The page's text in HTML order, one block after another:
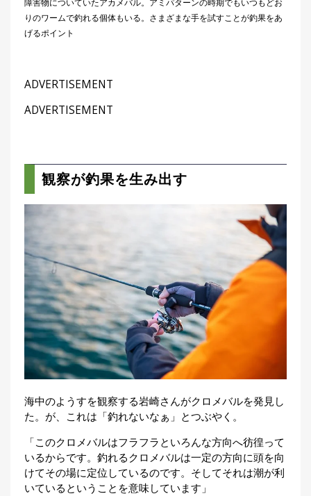
りのワームで釣れる個体もいる。さまざまな手を試すことが釣果をあ
げるポイント
ADVERTISEMENT
ADVERTISEMENT
観察が釣果を生み出す
海中のようすを観察する岩崎さんがクロメバルを発見し
た。が、これは「釣れないなぁ」とつぶやく。
「このクロメバルはフラフラといろんな方向へ彷徨って
いるからです。釣れるクロメバルは一定の方向に頭を向
けてその場に定位しているのです。そしてそれは潮が利
いているということを意味しています」